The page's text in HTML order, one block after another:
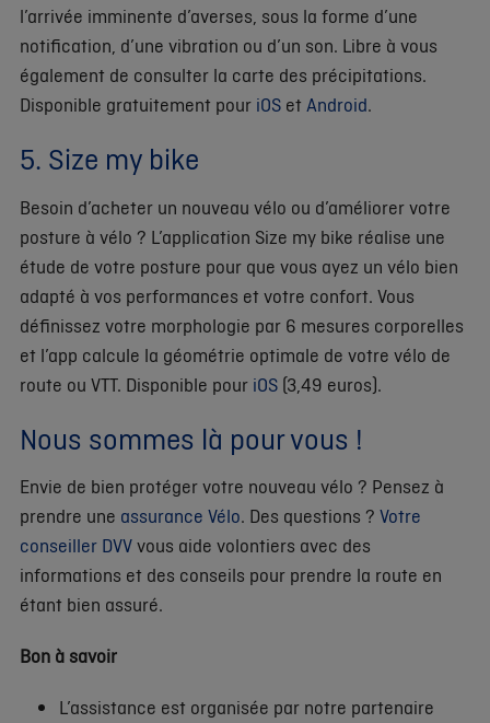
l’arrivée imminente d’averses, sous la forme d’une
notification, d’une vibration ou d’un son. Libre à vous
également de consulter la carte des précipitations.
Disponible gratuitement pour iOS et Android.
5. Size my bike
Besoin d’acheter un nouveau vélo ou d’améliorer votre
posture à vélo ? L’application Size my bike réalise une
étude de votre posture pour que vous ayez un vélo bien
adapté à vos performances et votre confort. Vous
définissez votre morphologie par 6 mesures corporelles
et l’app calcule la géométrie optimale de votre vélo de
route ou VTT. Disponible pour iOS (3,49 euros).
Nous sommes là pour vous !
Envie de bien protéger votre nouveau vélo ? Pensez à
prendre une assurance Vélo. Des questions ? Votre
conseiller DVVvous aide volontiers avec des
informations et des conseils pour prendre la route en
étant bien assuré.
Bon à savoir
L’assistance est organisée par notre partenaire